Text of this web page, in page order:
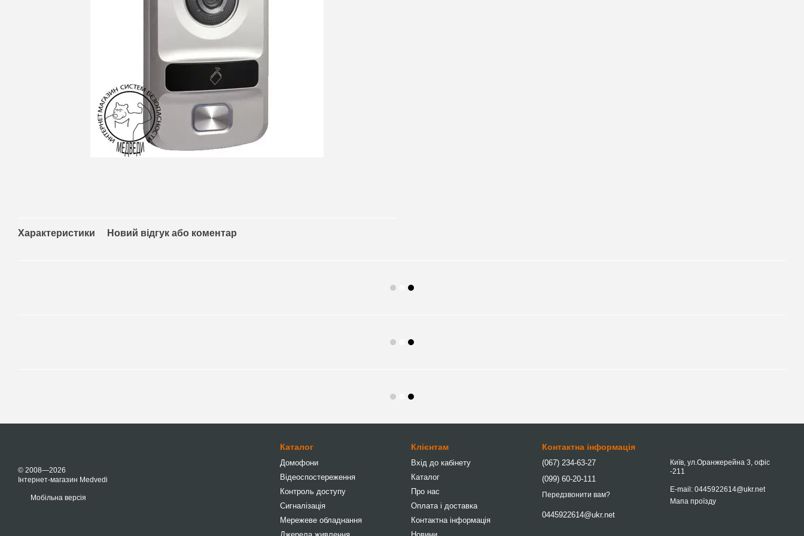
Характеристики Новий відгук або коментар
© 2008—2026
Інтернет-магазин Medvedi
Мобільна версія
Каталог
Домофони
Відеоспостереження
Контроль доступу
Сигналізація
Мережеве обладнання
Клієнтам
Вхід до кабінету
Каталог
Про нас
Оплата і доставка
Контактна інформація
Контактна інформація
(067) 234-63-27
(099) 60-20-111
Передзвонити вам?
0445922614@ukr.net
Київ, ул.Оранжерейна 3, офіс
-211
E-mail: 0445922614@ukr.net
Мапа проїзду